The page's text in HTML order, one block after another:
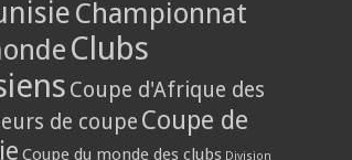
Championnat
Clubs
Coupe d'Afrique des
de coupe Coupe de
Coupe du monde des clubs Division